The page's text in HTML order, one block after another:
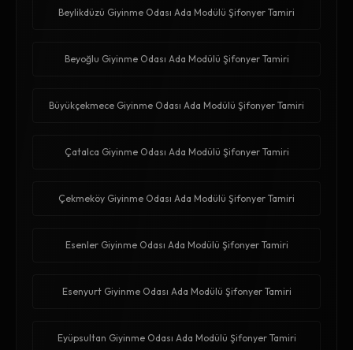
Beylikdüzü Giyinme Odası Ada Modülü Şifonyer Tamiri
Beyoğlu Giyinme Odası Ada Modülü Şifonyer Tamiri
Büyükçekmece Giyinme Odası Ada Modülü Şifonyer Tamiri
Çatalca Giyinme Odası Ada Modülü Şifonyer Tamiri
Çekmeköy Giyinme Odası Ada Modülü Şifonyer Tamiri
Esenler Giyinme Odası Ada Modülü Şifonyer Tamiri
Esenyurt Giyinme Odası Ada Modülü Şifonyer Tamiri
Eyüpsultan Giyinme Odası Ada Modülü Şifonyer Tamiri